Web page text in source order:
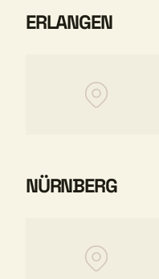
ERLANGEN
NÜRNBERG